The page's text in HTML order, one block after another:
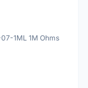
1ML 1M Ohms